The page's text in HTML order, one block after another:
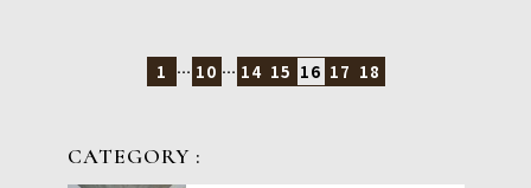
1 … 10 … 14 15 16 17 18
CATEGORY :